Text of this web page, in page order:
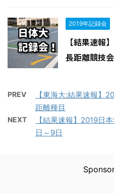
2019年記録会
【結果速報
長距離競技
PREV
【東海大:結果速報】
距離種目
NEXT
【結果速報】2019日
日～9日